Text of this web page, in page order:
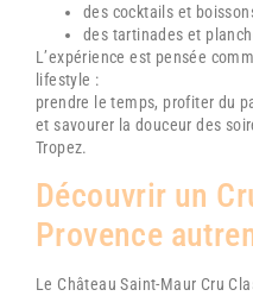
des cocktails et
des tartinades et
L’expérience est pensée
lifestyle :
prendre le temps, profiter du
et savourer la douceur des
Tropez.
Découvrir un
Provence
Le Château Saint-Maur Cru